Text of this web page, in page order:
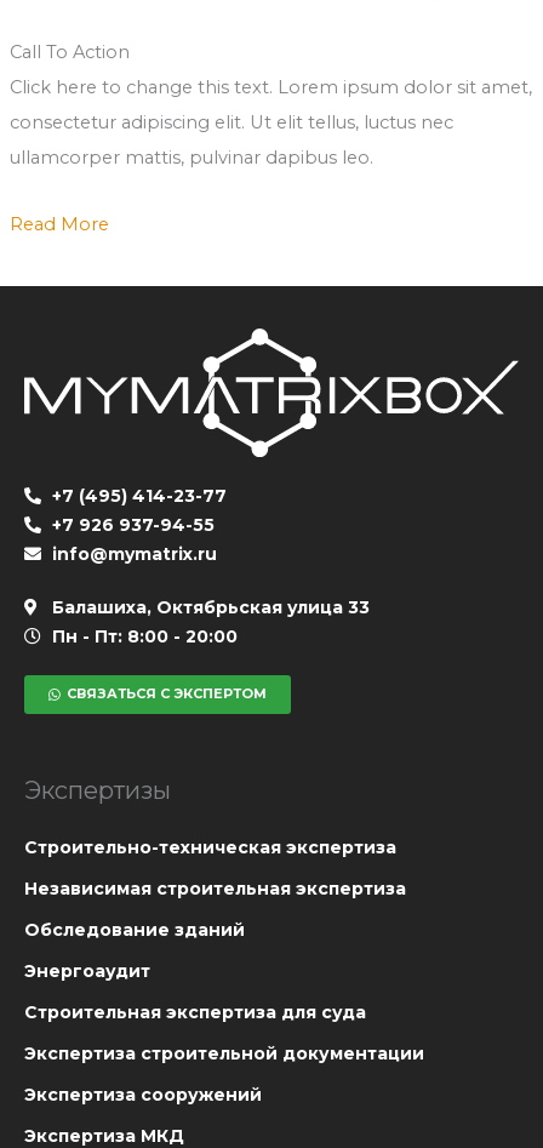
Call To Action
Click here to change this text. Lorem ipsum dolor sit amet,
consectetur adipiscing elit. Ut elit tellus, luctus nec
ullamcorper mattis, pulvinar dapibus leo.
Read More
+7 (495) 414-23-77
+7 926 937-94-55
info@mymatrix.ru
Балашиха, Октябрьская улица 33
Пн - Пт: 8:00 - 20:00
СВЯЗАТЬСЯ С ЭКСПЕРТОМ
Экспертизы
Cтроительно-техническая экспертиза
Независимая строительная экспертиза
Обследование зданий
Энергоаудит
Строительная экспертиза для суда
Экспертиза строительной документации
Экспертиза сооружений
Экспертиза МКД